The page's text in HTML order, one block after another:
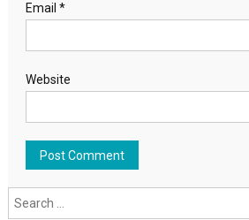
Email *
Website